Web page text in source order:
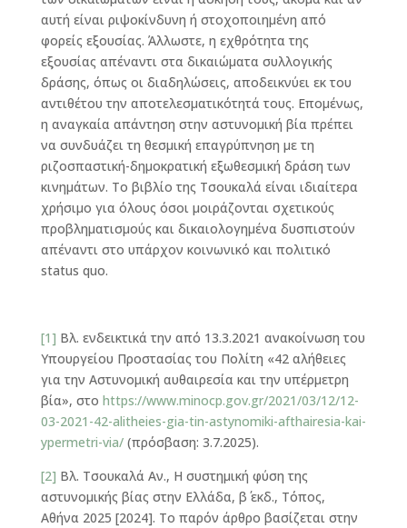
αυτή είναι ριψοκίνδυνη ή στοχοποιημένη από
φορείς εξουσίας. Άλλωστε, η εχθρότητα της
εξουσίας απέναντι στα δικαιώματα συλλογικής
δράσης, όπως οι διαδηλώσεις, αποδεικνύει εκ του
αντιθέτου την αποτελεσματικότητά τους. Επομένως,
η αναγκαία απάντηση στην αστυνομική βία πρέπει
να συνδυάζει τη θεσμική επαγρύπνηση με τη
ριζοσπαστική-δημοκρατική εξωθεσμική δράση των
κινημάτων. Το βιβλίο της Τσουκαλά είναι ιδιαίτερα
χρήσιμο για όλους όσοι μοιράζονται σχετικούς
προβληματισμούς και δικαιολογημένα δυσπιστούν
απέναντι στο υπάρχον κοινωνικό και πολιτικό
status quo.
[1] Βλ. ενδεικτικά την από 13.3.2021 ανακοίνωση του
Υπουργείου Προστασίας του Πολίτη «42 αλήθειες
για την Αστυνομική αυθαιρεσία και την υπέρμετρη
βία», στο https://www.minocp.gov.gr/2021/03/12/12-
03-2021-42-alitheies-gia-tin-astynomiki-afthairesia-kai-
ypermetri-via/(πρόσβαση: 3.7.2025).
[2] Βλ. Τσουκαλά Αν., Η συστημική φύση της
αστυνομικής βίας στην Ελλάδα, β΄ εκδ., Τόπος,
Αθήνα 2025 [2024]. Το παρόν άρθρο βασίζεται στην